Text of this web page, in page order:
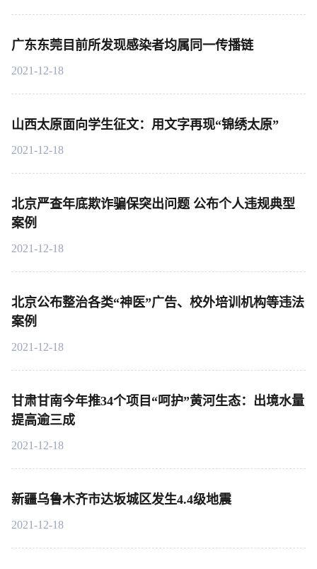
广东东莞目前所发现感染者均属同一传播链
2021-12-18
山西太原面向学生征文：用文字再现“锦绣太原”
2021-12-18
北京严查年底欺诈骗保突出问题 公布个人违规典型
案例
2021-12-18
北京公布整治各类“神医”广告、校外培训机构等违法
案例
2021-12-18
甘肃甘南今年推34个项目“呵护”黄河生态：出境水量
提高逾三成
2021-12-18
新疆乌鲁木齐市达坂城区发生4.4级地震
2021-12-18